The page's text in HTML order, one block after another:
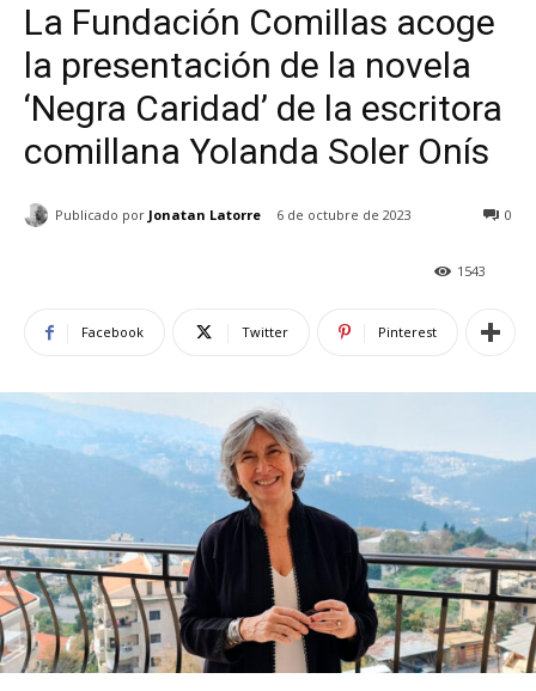
La Fundación Comillas acoge
la presentación de la novela
‘Negra Caridad’ de la escritora
comillana Yolanda Soler Onís
Publicado por Jonatan Latorre 6 de octubre de 2023 0
1543
Facebook Twitter Pinterest